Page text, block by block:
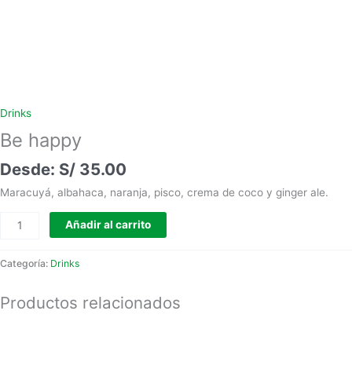
Drinks
Be happy
S/ 35.00
Maracuyá, albahaca, naranja, pisco, crema de coco y ginger ale.
Añadir al carrito
Categoría: Drinks
Productos relacionados